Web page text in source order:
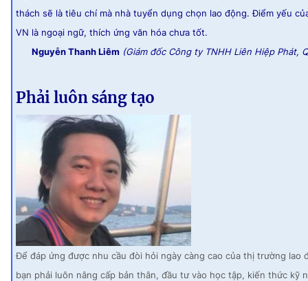
thách sẽ là tiêu chí mà nhà tuyển dụng chọn lao động. Điểm yếu
VN là ngoại ngữ, thích ứng văn hóa chưa tốt.
Nguyễn Thanh Liêm (Giám đốc Công ty TNHH Liên Hiệp Phát,
Phải luôn sáng tạo
Để đáp ứng được nhu cầu đòi hỏi ngày càng cao của thị trường lao
bạn phải luôn nâng cấp bản thân, đầu tư vào học tập, kiến thức kỹ